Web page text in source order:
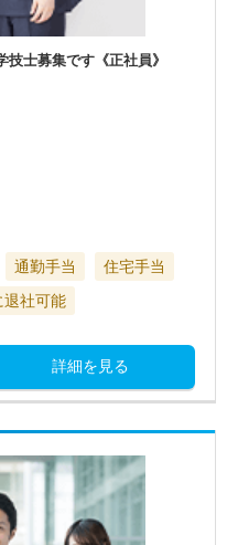
技士募集です《正社員》
通勤手当
住宅手当
退社可能
詳細を見る